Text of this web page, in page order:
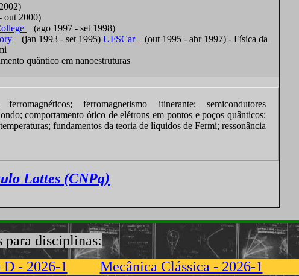
out 2000)
(ago 1997 - set 1998)
(jan 1993 - set 1995) UFSCar
(out 1995 - abr 1997) - Física da
quântico em nanoestruturas
ferromagnetismo itinerante; semicondutores
comportamento ótico de elétrons em pontos e poços quânticos;
fundamentos da teoria de líquidos de Fermi; ressonância
Lattes (CNPq)
para disciplinas:
- 2026-1 Mecânica Clássica - 2026-1